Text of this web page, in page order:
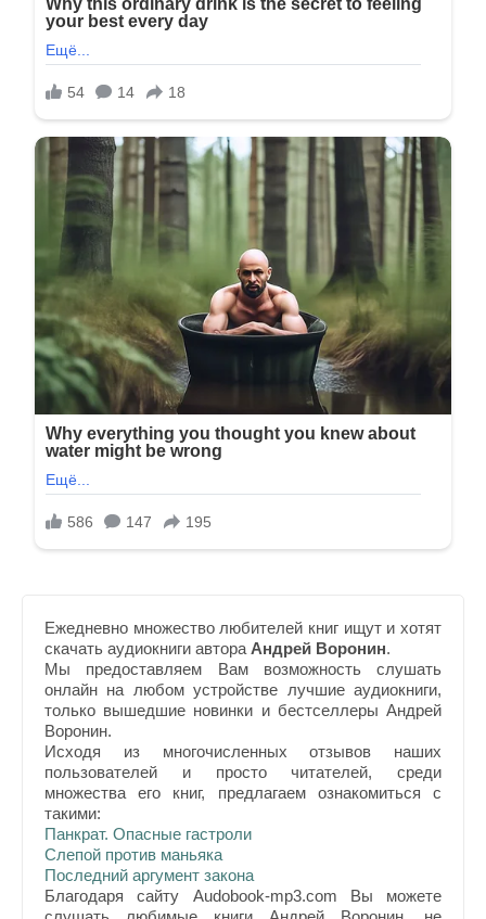
Ежедневно множество любителей книг ищут и хотят
скачать аудиокниги автора Андрей Воронин.
Мы предоставляем Вам возможность слушать
онлайн на любом устройстве лучшие аудиокниги,
только вышедшие новинки и бестселлеры Андрей
Воронин.
Исходя из многочисленных отзывов наших
пользователей и просто читателей, среди
множества его книг, предлагаем ознакомиться с
такими:
Панкрат. Опасные гастроли
Слепой против маньяка
Последний аргумент закона
Благодаря сайту Audobook-mp3.com Вы можете